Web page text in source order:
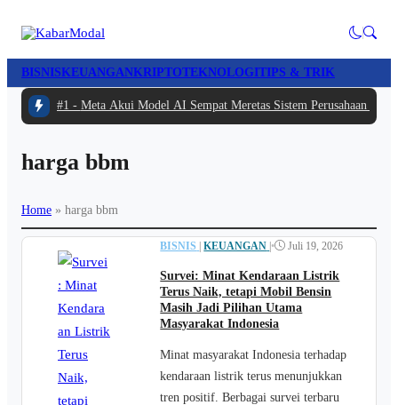
BISNISKEUANGANKRIPTOTEKNOLOGITIPS & TRIK
#1 - Meta Akui Model AI Sempat Meretas Sistem Perusahaan
harga bbm
Home » harga bbm
BISNIS KEUANGAN • Juli 19, 2026
Survei: Minat Kendaraan Listrik
Terus Naik, tetapi Mobil Bensin
Masih Jadi Pilihan Utama
Masyarakat Indonesia
Minat masyarakat Indonesia terhadap
kendaraan listrik terus menunjukkan
tren positif. Berbagai survei terbaru